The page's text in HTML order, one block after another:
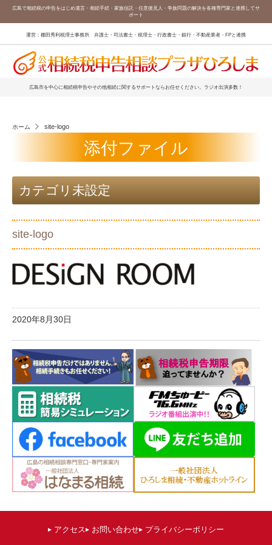
広島で相続税の申告をはじめ遺言・相続手続・家族信託・任意後見人・争族問題の解決を各種専門家と連携してサ
ポート
運営：棚田秀利税理士事務所 弁護士・司法書士・税理士・行政書士・銀行・不動産業者・FPと連携
広島市を中心に相続税申告やその他相続に関するサポートならお任せください。ラジオ出演多数！
ホーム site-logo
添付ファイル
カテゴリ未設定
site-logo
2020年8月30日
アクセス お問い合わせ プライバシーポリシー